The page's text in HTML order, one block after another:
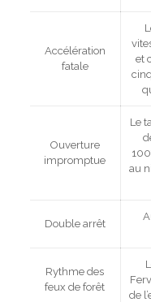
Accélération
fatale
et
Ouverture
impromptue
Le
au
Double arrêt
Rythme des
feux de forêt
de